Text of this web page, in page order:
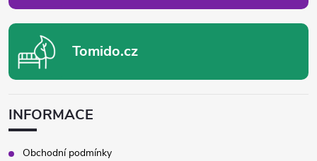
Tomido.cz
INFORMACE
Obchodní podmínky